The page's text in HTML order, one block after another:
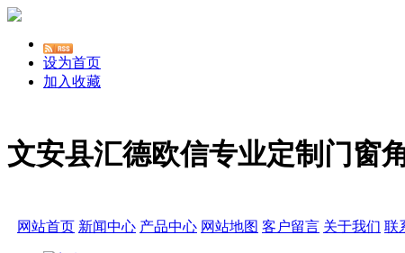
设为首页
加入收藏
文安县汇德欧信专业定制门窗
网站首页 新闻中心 产品中心 网站地图 客户留言 关于我们 联